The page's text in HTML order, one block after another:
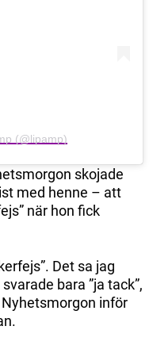
(@lipamp)
skojade
med henne – att
när hon fick
Det sa jag
bara ”ja tack”,
inför